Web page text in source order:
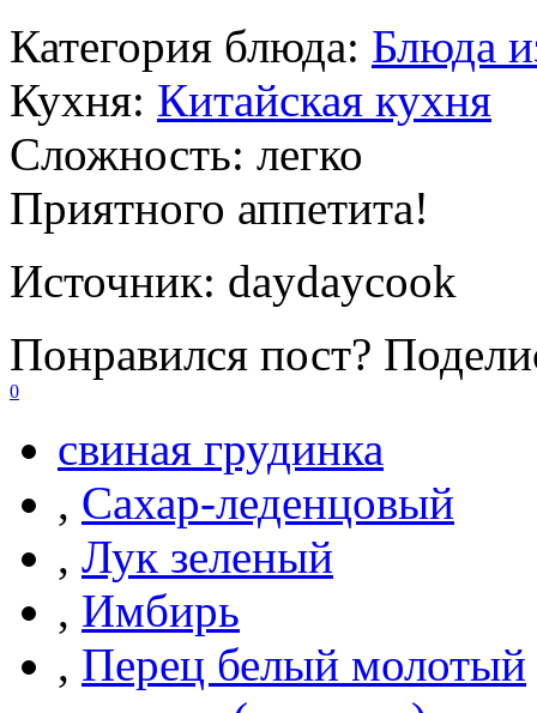
Категория блюда: Блюда
Кухня: Китайская кухня
Сложность: легко
Приятного аппетита!
Источник: daydaycook
Понравился пост?
0
свиная грудинка
, Сахар-леденцовый
, Лук зеленый
, Имбирь
, Перец белый молотый